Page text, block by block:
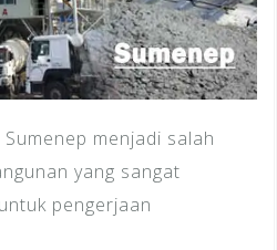
menjadi salah
yang sangat
pengerjaan